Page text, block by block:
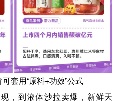
套用“原料+功效”公式
，到液体沙拉卖爆，新鲜天